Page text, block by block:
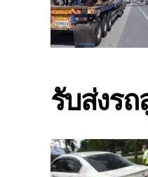
รับส่งร